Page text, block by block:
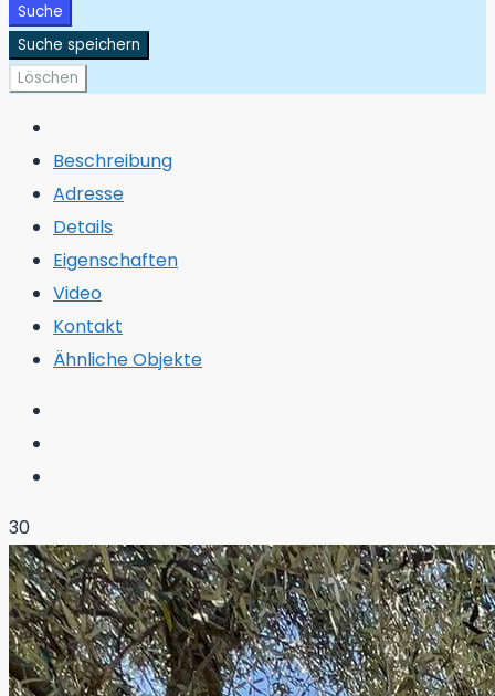
Suche
Suche speichern
Löschen
Beschreibung
Adresse
Details
Eigenschaften
Video
Kontakt
Ähnliche Objekte
30